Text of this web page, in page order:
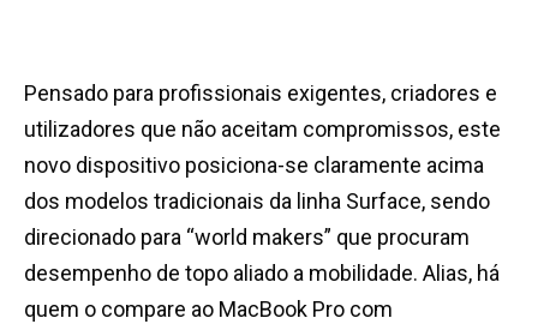
Pensado para profissionais exigentes, criadores e
utilizadores que não aceitam compromissos, este
novo dispositivo posiciona-se claramente acima
dos modelos tradicionais da linha Surface, sendo
direcionado para “world makers” que procuram
desempenho de topo aliado a mobilidade. Alias, há
quem o compare ao MacBook Pro com